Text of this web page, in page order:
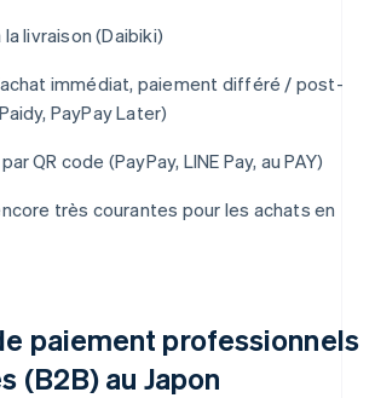
livraison (Daibiki)
immédiat, paiement différé / post-
PayPay Later)
QR code (PayPay, LINE Pay, au PAY)
très courantes pour les achats en
paiement professionnels
(B2B) au Japon